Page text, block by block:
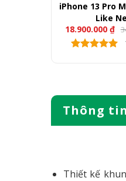
iPhone 13 Pro
Like
18.900.000 ₫
Thông
Thiết kế